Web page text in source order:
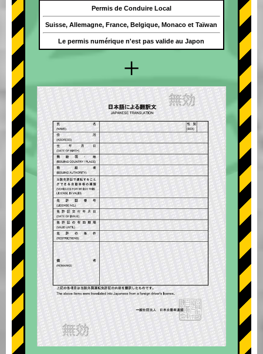
+
Permis de Conduire Local
Suisse, Allemagne, France, Belgique, Monaco et Taïwan
Le permis numérique n'est pas valide au Japon